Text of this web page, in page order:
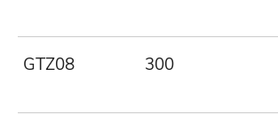
GTZ08 300